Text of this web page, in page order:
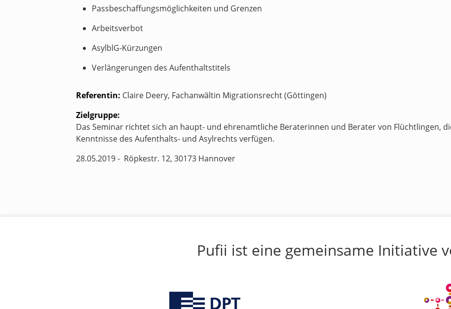
Passbeschaffungsmöglichkeiten und Grenzen
Arbeitsverbot
AsylblG-Kürzungen
Verlängerungen des Aufenthaltstitels
Referentin: Claire Deery, Fachanwältin Migrationsrecht (Göttingen)
Zielgruppe:
Das Seminar richtet sich an haupt- und ehrenamtliche Beraterinnen und Berater von Flüchtlingen,
Kenntnisse des Aufenthalts- und Asylrechts verfügen.
28.05.2019 - Röpkestr. 12, 30173 Hannover
Pufii ist eine gemeinsame Initiative